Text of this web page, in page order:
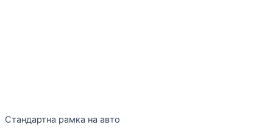
Стандартна рамка на авто